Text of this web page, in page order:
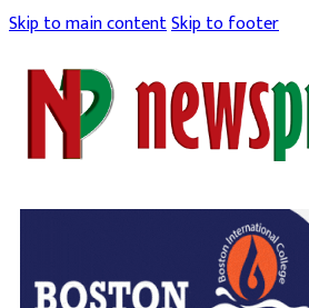
Skip to main contentSkip to footer